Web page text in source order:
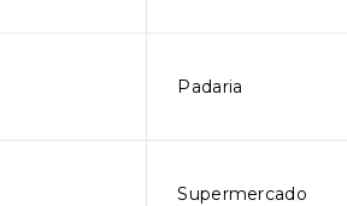
Padaria
Supermercado